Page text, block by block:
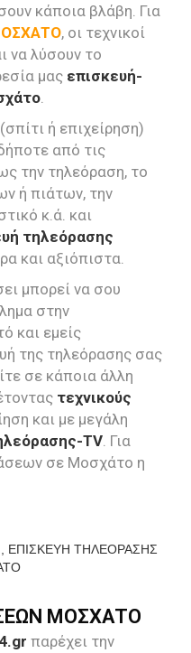
κάποια βλάβη. Για
, οι τεχνικοί
να λύσουν το
μας επισκευή-
.
ή επιχείρηση)
από τις
την τηλεόραση, το
ή πιάτων, την
κ.ά. και
τηλεόρασης
και αξιόπιστα.
μπορεί να σου
στην
και εμείς
της τηλεόρασης σας
σε κάποια άλλη
τεχνικούς
και με μεγάλη
TV. Για
σε Μοσχάτο η
ΜΟΣΧΑΤΟ
παρέχει την